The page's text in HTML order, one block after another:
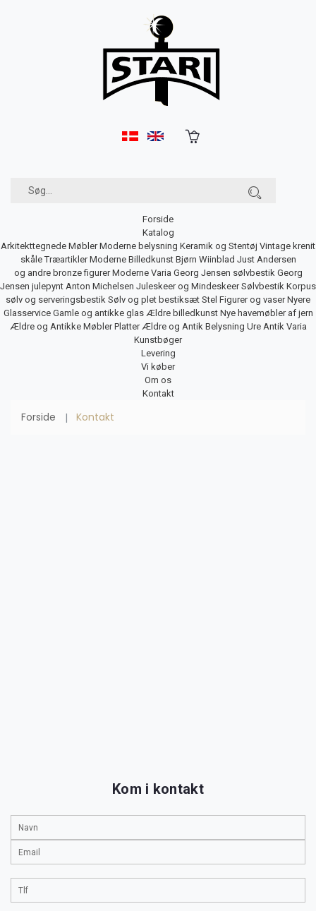
Forside
Katalog
Arkitekttegnede Møbler Moderne belysning Keramik og Stentøj Vintage krenit
skåle Træartikler Moderne Billedkunst Bjørn Wiinblad Just Andersen
og andre bronze figurer Moderne Varia Georg Jensen sølvbestik Georg
Jensen julepynt Anton Michelsen Juleskeer og Mindeskeer Sølvbestik Korpus
sølv og serveringsbestik Sølv og plet bestiksæt Stel Figurer og vaser Nyere
Glasservice Gamle og antikke glas Ældre billedkunst Nye havemøbler af jern
Ældre og Antikke Møbler Platter Ældre og Antik Belysning Ure Antik Varia
Kunstbøger
Levering
Vi køber
Om os
Kontakt
Forside Kontakt
Kom i kontakt